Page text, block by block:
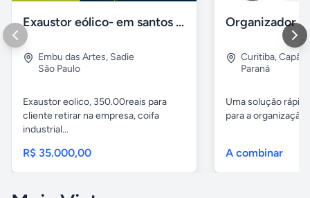
Exaustor eólico- em santos sp
Embu das Artes, Sadie
São Paulo
Exaustor eolico, 350.00reais para
cliente retirar na empresa, coifa
industrial...
R$ 35.000,00
Curitiba,Capão
Paraná
Uma solução
para a
A combinar